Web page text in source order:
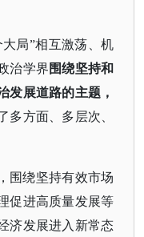
局”相互激荡、机
治学界 围绕坚持和
发展道路的主题，
多方面、多层次、
围绕坚持有效市场
促进高质量发展等
济发展进入新常态